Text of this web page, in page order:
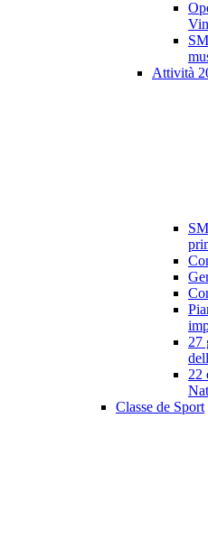
Attività
27
22
Classe de Sport